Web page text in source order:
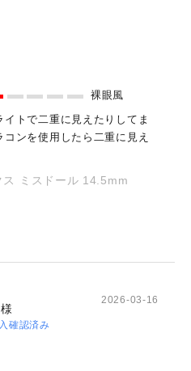
裸眼風
トで二重に見えたりしてま
ンを使用したら二重に見え
ス ミスドール 14.5mm
確認済み
2026-03-16